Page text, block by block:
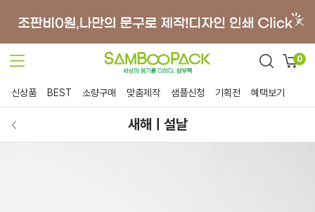
0
신상품 BEST 소량구매 맞춤제작 샘플신청 기획전 혜택보기
새해ㅣ설날